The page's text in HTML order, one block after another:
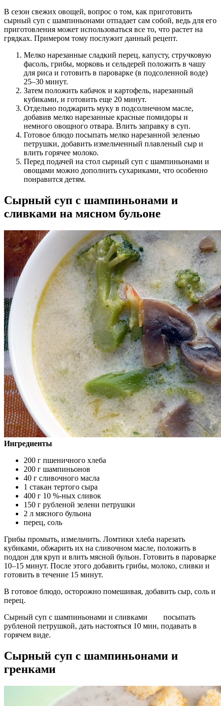
В сезон свежих овощей, вопрос о том, как приготовить
сырный суп с шампиньонами отпадает сам собой, ведь для его
приготовления может использоваться все то, что растет на
грядках. Примером тому послужит данный рецепт.
Мелко нарезанные сладкий перец, капусту, стручковую
фасоль, грибы, морковь и сельдерей положить в чашу
для риса и готовить в пароварке (в подсоленной воде)
25–30 минут.
Затем положить кабачок и картофель, нарезанный
кубиками, и готовить еще 20 минут.
Отдельно поджарить муку в подсолнечном масле,
добавив мелко нарезанные красные помидоры и
немного овощного отвара. Влить заправку в суп.
Готовое блюдо посыпать мелко нарезанной зеленью
петрушки, добавить измельченный плавленый сыр и
влить горячее молоко.
Перед подачей на стол сырный суп с шампиньонами и
овощами можно дополнить сухариками, что особенно
понравится детям.
Сырный суп с шампиньонами и
сливками на мясном бульоне
Ингредиенты
200 г пшеничного хлеба
200 г шампиньонов
40 г сливочного масла
1 стакан тертого сыра
400 г 10 %-ных сливок
150 г рубленой зелени петрушки
2 л мясного бульона
перец, соль
Грибы промыть, измельчить. Ломтики хлеба нарезать
кубиками, обжарить их на сливочном масле, положить в
поддон для круп и влить мясной бульон. Готовить в пароварке
10–15 минут. После этого добавить грибы, молоко, сливки и
готовить в течение 15 минут.
В готовое блюдо, осторожно помешивая, добавить сыр, соль и
перец.
Сырный суп с шампиньонами и сливками посыпать
рубленой петрушкой, дать настояться 10 мин, подавать в
горячем виде.
Сырный суп с шампиньонами и
гренками